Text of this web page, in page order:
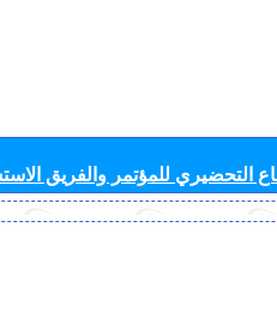
التحضيري للمؤتمر والفريق